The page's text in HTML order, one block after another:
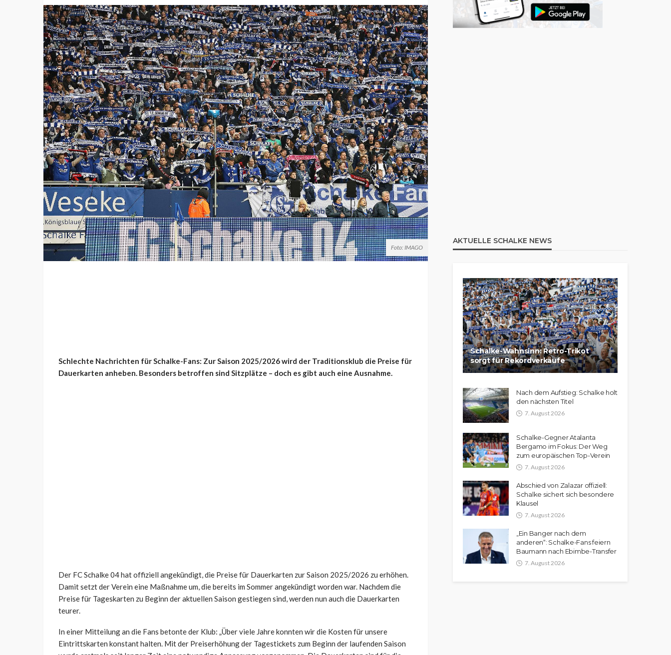
Foto: IMAGO
Schlechte Nachrichten für Schalke-Fans: Zur Saison 2025/2026 wird der Traditionsklub die Preise für
Dauerkarten anheben. Besonders betroffen sind Sitzplätze – doch es gibt auch eine Ausnahme.
Der FC Schalke 04 hat offiziell angekündigt, die Preise für Dauerkarten zur Saison 2025/2026 zu erhöhen.
Damit setzt der Verein eine Maßnahme um, die bereits im Sommer angekündigt worden war. Nachdem die
Preise für Tageskarten zu Beginn der aktuellen Saison gestiegen sind, werden nun auch die Dauerkarten
teurer.
In einer Mitteilung an die Fans betonte der Klub: „Über viele Jahre konnten wir die Kosten für unsere
Eintrittskarten konstant halten. Mit der Preiserhöhung der Tagestickets zum Beginn der laufenden Saison
AKTUELLE SCHALKE NEWS
Schalke-Wahnsinn: Retro-Trikot
sorgt für Rekordverkäufe
Nach dem Aufstieg: Schalke holt
den nächsten Titel
7. August 2026
Schalke-Gegner Atalanta
Bergamo im Fokus: Der Weg
zum europäischen Top-Verein
7. August 2026
Abschied von Zalazar offiziell:
Schalke sichert sich besondere
Klausel
7. August 2026
„Ein Banger nach dem
anderen“: Schalke-Fans feiern
Baumann nach Ebimbe-Transfer
7. August 2026